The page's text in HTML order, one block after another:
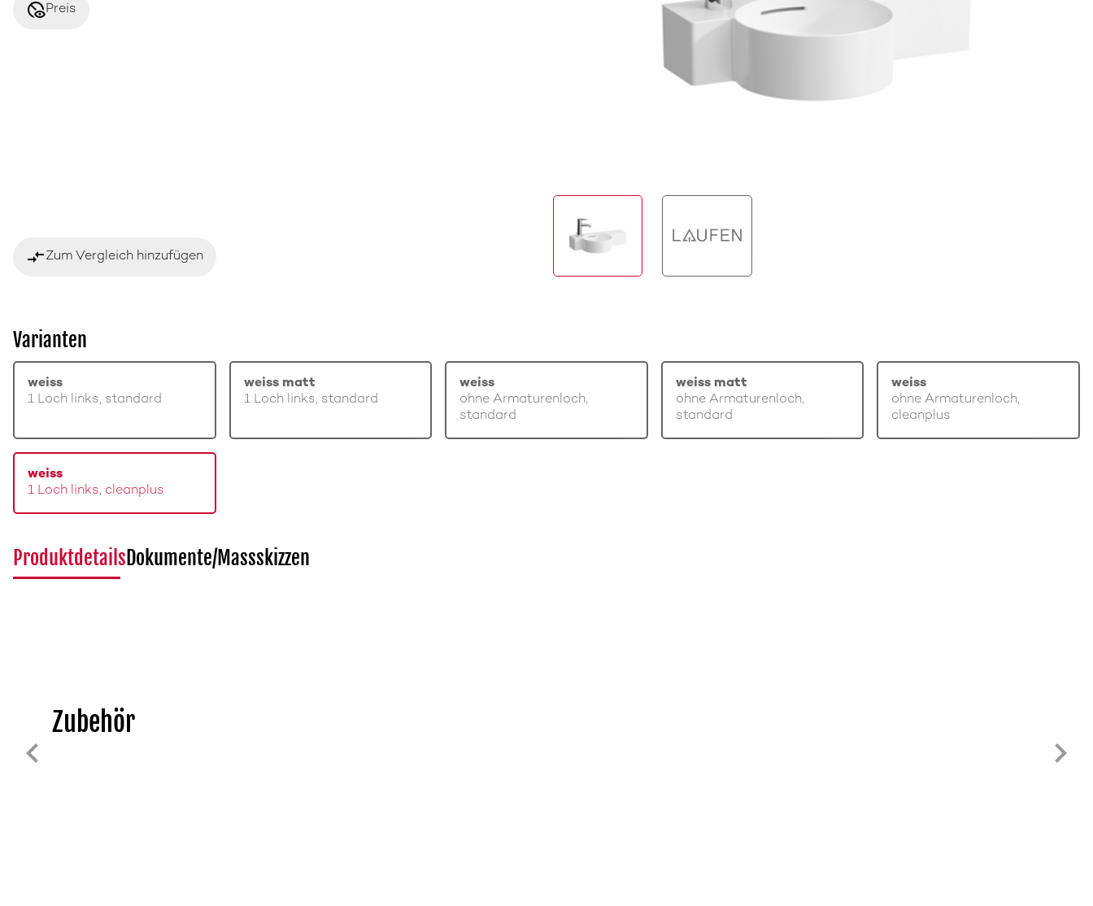
disabled_visiblePreis
compare_arrowsZum Vergleich hinzufügen
Varianten
weiss
1 Loch links, standard
weiss matt
1 Loch links, standard
weiss
ohne Armaturenloch,
standard
weiss matt
ohne Armaturenloch,
standard
weiss
ohne Armaturenloch,
cleanplus
weiss
1 Loch links, cleanplus
ProduktdetailsDokumente/Massskizzen
Zubehör